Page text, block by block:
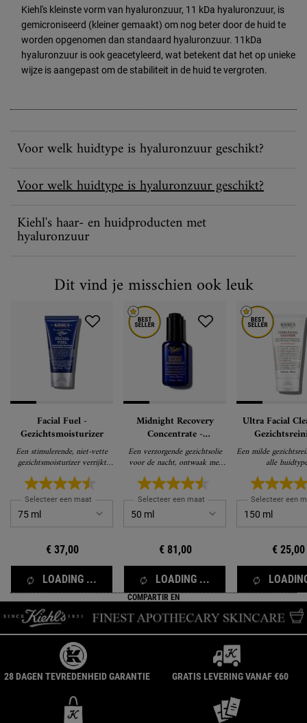
Kiehl's kleinste vorm van hyaluronzuur, 11 kDa hyaluronzuur, is
gemicroniseerd (kleiner gemaakt) om nog beter door de huid te
worden opgenomen dan standaard hyaluronzuur. 11kDa
hyaluronzuur is ook geacetyleerd, wat betekent dat het op unieke
wijze is aangepast om de stabiliteit in de huid te vergroten.
Voor welk huidtype is hyaluronzuur geschikt?
Voor welk huidtype is hyaluronzuur geschikt?
Kiehl's haar- en huidproducten met
hyaluronzuur
Dit vind je misschien ook leuk
Facial Fuel -
Gezichtsmoisturizer
Een stimulerende, niet-vette
gezichtsmoisturizer verrijkt
met vitamines, geeft je huid
energie
Selecteer een maat
€ 37,00
LOADING ...
Midnight Recovery
Concentrate -
Gezichtsolie
Een verzorgende gezichtsolie
voor de nacht, ontwaak met
een jonger uitziende huid
Selecteer een maat
€ 81,00
LOADING ...
Ultra Facial
Een milde
alle
Selecteer een
€ 25,00
COMPARTIR EN
28 DAGEN TEVREDENHEID GARANTIE GRATIS LEVERING VANAF €60